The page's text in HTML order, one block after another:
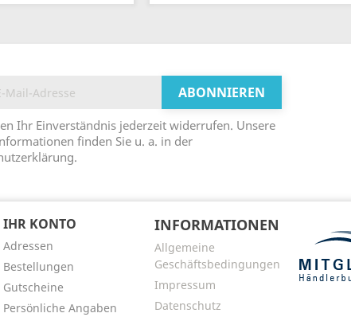
Ihr Einverständnis jederzeit widerrufen. Unsere
finden Sie u. a. in der
IHR KONTO
Adressen
Bestellungen
Gutscheine
Persönliche Angaben
INFORMATIONEN
Allgemeine
Geschäftsbedingungen
Impressum
Datenschutz